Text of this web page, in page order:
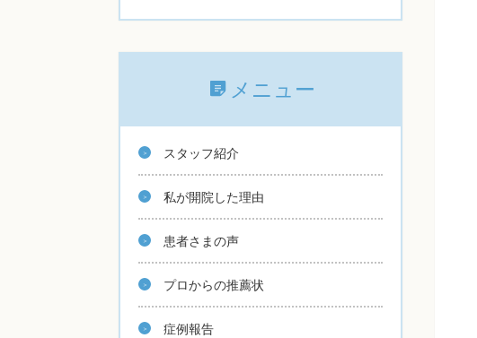
メニュー
スタッフ紹介
私が開院した理由
患者さまの声
プロからの推薦状
症例報告